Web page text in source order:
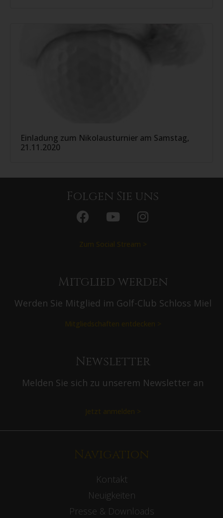
Einladung zum Nikolausturnier am Samstag,
21.11.2020
Folgen Sie uns
Zum Social Stream >
Mitglied werden
Werden Sie Mitglied im Golf-Club Schloss Miel
Mitgliedschaften entdecken >
Newsletter
Melden Sie sich zu unserem Newsletter an
Jetzt anmelden >
Navigation
Kontakt
Neuigkeiten
Presse & Downloads